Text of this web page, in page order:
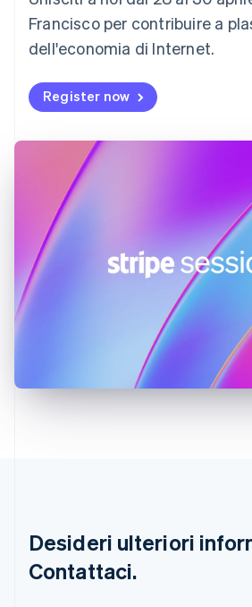
Francisco per contribuire a
dell'economia di Internet.
Register now
Desideri ulteriori
Contattaci.
Estonia
English
EnglishSvenska
Francia
Germania
Deutsch
Giappone
日本語
Gibilterra
English
Malaysia
English简体中文
Malta